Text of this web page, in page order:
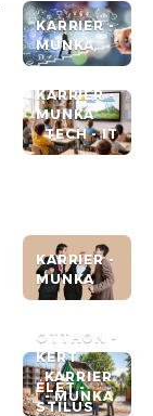
KARRIER -
MUNKA
KARRIER -
MUNKA
TECH - IT
KARRIER -
MUNKA
OTTHON -
KERT
KARRIER
- MUNKA
ÉLET -
STÍLUS